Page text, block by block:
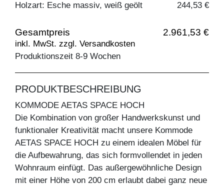
Holzart: Esche massiv, weiß geölt
244,53 €
Gesamtpreis 2.961,53 €
inkl. MwSt. zzgl. Versandkosten
Produktionszeit 8-9 Wochen
PRODUKTBESCHREIBUNG
KOMMODE AETAS SPACE HOCH
Die Kombination von großer Handwerkskunst und
funktionaler Kreativität macht unsere Kommode
AETAS SPACE HOCH zu einem idealen Möbel für
die Aufbewahrung, das sich formvollendet in jeden
Wohnraum einfügt. Das außergewöhnliche Design
mit einer Höhe von 200 cm erlaubt dabei ganz neue